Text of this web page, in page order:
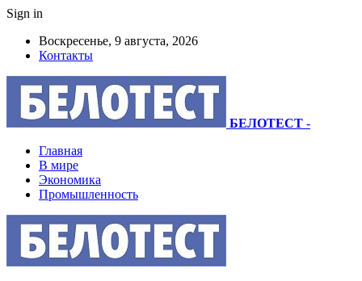
Sign in
Воскресенье, 9 августа, 2026
Контакты
БЕЛОТЕСТ -
Главная
В мире
Экономика
Промышленность